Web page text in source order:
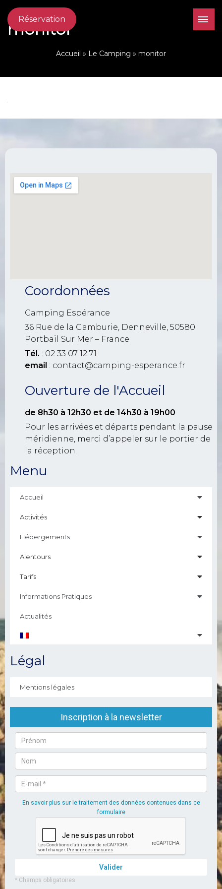
Réservation
monitor
Accueil » Le Camping » monitor
Coordonnées
Camping Espérance
36 Rue de la Gamburie, Denneville, 50580
Portbail Sur Mer – France
Tél. : 02 33 07 12 71
email : contact@camping-esperance.fr
Ouverture de l'Accueil
de 8h30 à 12h30 et de 14h30 à 19h00
Pour les arrivées et départs pendant la pause
méridienne, merci d’appeler sur le portier de
la réception.
Menu
Accueil
Activités
Hébergements
Alentours
Tarifs
Informations Pratiques
Actualités
Légal
Mentions légales